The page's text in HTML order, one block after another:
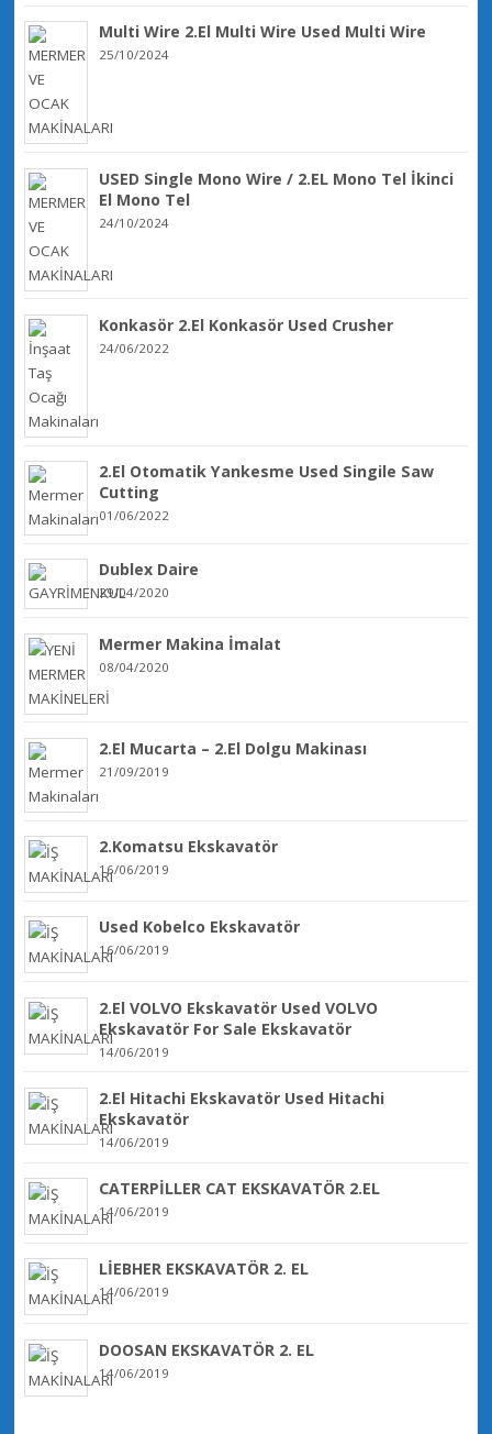
Multi Wire 2.El Multi Wire Used Multi Wire
25/10/2024
USED Single Mono Wire / 2.EL Mono Tel İkinci
El Mono Tel
24/10/2024
Konkasör 2.El Konkasör Used Crusher
24/06/2022
2.El Otomatik Yankesme Used Singile Saw
Cutting
01/06/2022
Dublex Daire
29/04/2020
Mermer Makina İmalat
08/04/2020
2.El Mucarta – 2.El Dolgu Makinası
21/09/2019
2.Komatsu Ekskavatör
16/06/2019
Used Kobelco Ekskavatör
16/06/2019
2.El VOLVO Ekskavatör Used VOLVO
Ekskavatör For Sale Ekskavatör
14/06/2019
2.El Hitachi Ekskavatör Used Hitachi
Ekskavatör
14/06/2019
CATERPİLLER CAT EKSKAVATÖR 2.EL
14/06/2019
LİEBHER EKSKAVATÖR 2. EL
14/06/2019
DOOSAN EKSKAVATÖR 2. EL
14/06/2019